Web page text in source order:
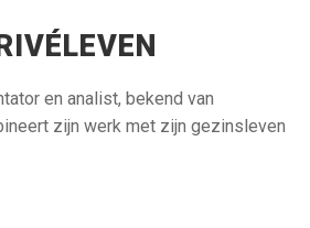
en analist, bekend van
zijn werk met zijn gezinsleven